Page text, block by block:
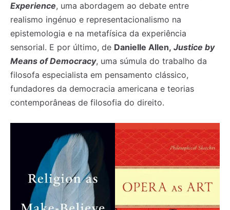
Experience, uma abordagem ao debate entre
realismo ingénuo e representacionalismo na
epistemologia e na metafísica da experiência
sensorial. E por último, de Danielle Allen, Justice by
Means of Democracy, uma súmula do trabalho da
filosofa especialista em pensamento clássico,
fundadores da democracia americana e teorias
contemporâneas de filosofia do direito.